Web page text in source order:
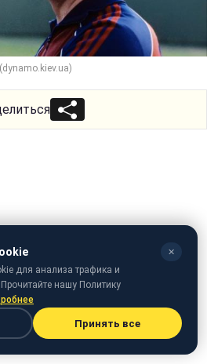
✕
для анализа трафика и
нашу Политику
Принять все